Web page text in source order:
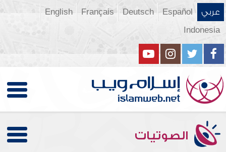
عربي Español
Deutsch
Français
English
Indonesia
الصوتيات